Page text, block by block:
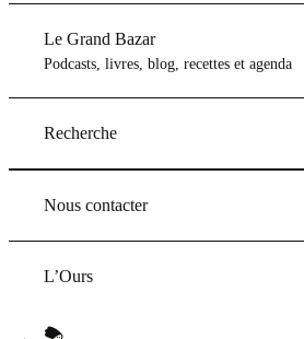
Le Grand Bazar
Podcasts, livres, blog, recettes et agenda
Recherche
Nous contacter
L’Ours